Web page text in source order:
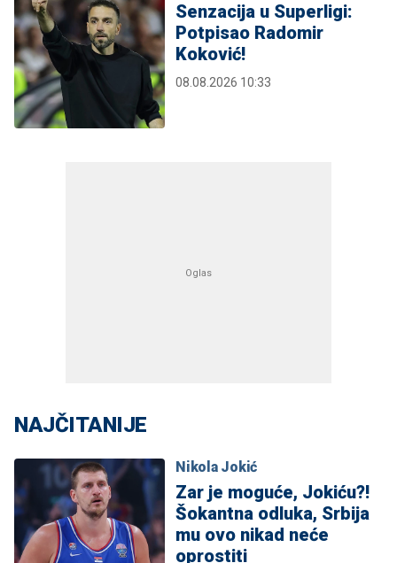
Senzacija u Superligi:
Potpisao Radomir
Koković!
08.08.2026 10:33
NAJČITANIJE
Nikola Jokić
Zar je moguće, Jokiću?!
Šokantna odluka, Srbija
mu ovo nikad neće
oprostiti